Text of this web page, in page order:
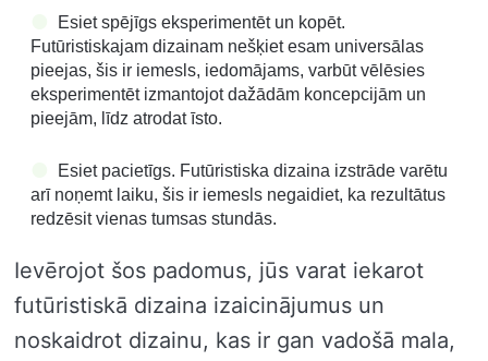
Esiet spējīgs eksperimentēt un kopēt.
Futūristiskajam dizainam nešķiet esam universālas
pieejas, šis ir iemesls, iedomājams, varbūt vēlēsies
eksperimentēt izmantojot dažādām koncepcijām un
pieejām, līdz atrodat īsto.
Esiet pacietīgs. Futūristiska dizaina izstrāde varētu
arī noņemt laiku, šis ir iemesls negaidiet, ka rezultātus
redzēsit vienas tumsas stundās.
Ievērojot šos padomus, jūs varat iekarot
futūristiskā dizaina izaicinājumus un
noskaidrot dizainu, kas ir gan vadošā mala,